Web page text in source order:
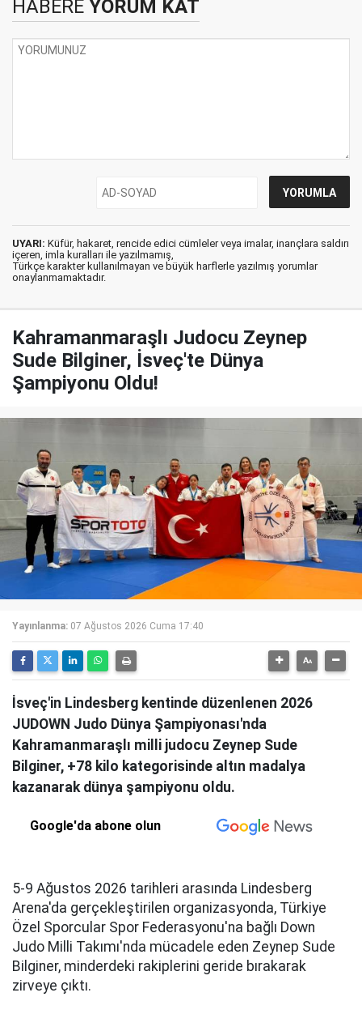
HABERE YORUM KAT
UYARI: Küfür, hakaret, rencide edici cümleler veya imalar, inançlara saldırı
içeren, imla kuralları ile yazılmamış,
Türkçe karakter kullanılmayan ve büyük harflerle yazılmış yorumlar
onaylanmamaktadır.
Kahramanmaraşlı Judocu Zeynep
Sude Bilginer, İsveç'te Dünya
Şampiyonu Oldu!
Yayınlanma: 07 Ağustos 2026 Cuma 17:40
İsveç'in Lindesberg kentinde düzenlenen 2026
JUDOWN Judo Dünya Şampiyonası'nda
Kahramanmaraşlı milli judocu Zeynep Sude
Bilginer, +78 kilo kategorisinde altın madalya
kazanarak dünya şampiyonu oldu.
Google'da abone olun
5-9 Ağustos 2026 tarihleri arasında Lindesberg
Arena'da gerçekleştirilen organizasyonda, Türkiye
Özel Sporcular Spor Federasyonu'na bağlı Down
Judo Milli Takımı'nda mücadele eden Zeynep Sude
Bilginer, minderdeki rakiplerini geride bırakarak
zirveye çıktı.